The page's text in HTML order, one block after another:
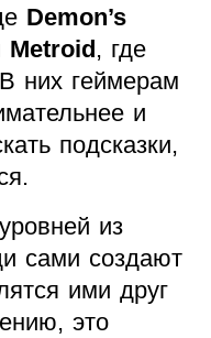
Demon’s
Metroid, где
них геймерам
и
подсказки,
из
сами создают
ими друг
это